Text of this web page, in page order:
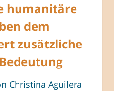
humanitäre
dem
zusätzliche
Christina Aguilera